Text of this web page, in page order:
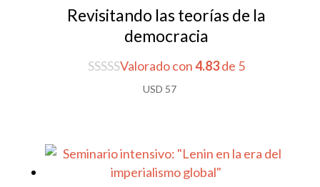
Revisitando las teorías de la
democracia
Valorado con4.83de 5
USD 57